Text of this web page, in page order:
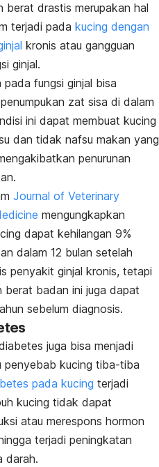
berat drastis merupakan hal
terjadi pada kucing dengan
kronis atau gangguan
ginjal.
pada fungsi ginjal bisa
zat sisa di dalam
ini dapat membuat kucing
dan tidak nafsu makan yang
penurunan
Journal of Veterinary
mengungkapkan
dapat kehilangan 9%
dalam 12 bulan setelah
penyakit ginjal kronis, tetapi
berat badan ini juga dapat
sebelum diagnosis.
juga bisa menjadi
penyebab kucing tiba-tiba
pada kucing terjadi
kucing tidak dapat
atau merespons hormon
terjadi peningkatan
darah.